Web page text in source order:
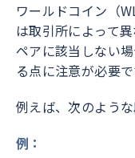
ワールドコイン（
は取引所によって
ペアに該当しない
る点に注意が必要で
例えば、次のよう
例：